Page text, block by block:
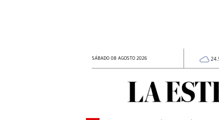
SÁBADO 08 AGOSTO 2026